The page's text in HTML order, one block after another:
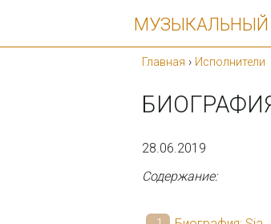
МУЗЫКАЛЬНЫЙ
Главная › Исполнители
28.06.2019
Содержание: